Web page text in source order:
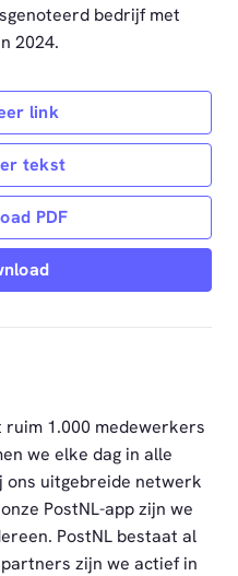
bedrijf met
2024.
link
tekst
PDF
ruim 1.000 medewerkers
we elke dag in alle
ons uitgebreide netwerk
PostNL-app zijn we
PostNL bestaat al
zijn we actief in